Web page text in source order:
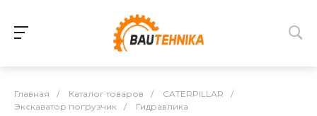
Главная / Каталог товаров / CATERPILLAR
/
Экскаватор погрузчик
/ Гидравлика